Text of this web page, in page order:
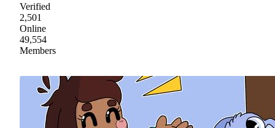
Verified
2,501
Online
49,554
Members